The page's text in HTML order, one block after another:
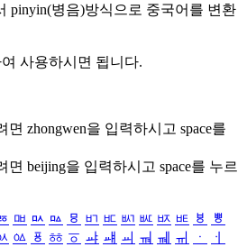
pinyin(병음)방식으로 중국어를 변환
사용하시면 됩니다.
면 zhongwen을 입력하시고 space를
면 beijing을 입력하시고 space를 누르
ㅮ ㅯ ㅰ ㅱ ㅲ ㅳ ㅴ ㅵ ㅶ ㅷ ㅸ
ㅹ
ㆃ ㆄ ㆅ ㆆ ㆇ ㆈ ㆉ ㆊ ㆋ ㆌ ㆍ
ㆎ